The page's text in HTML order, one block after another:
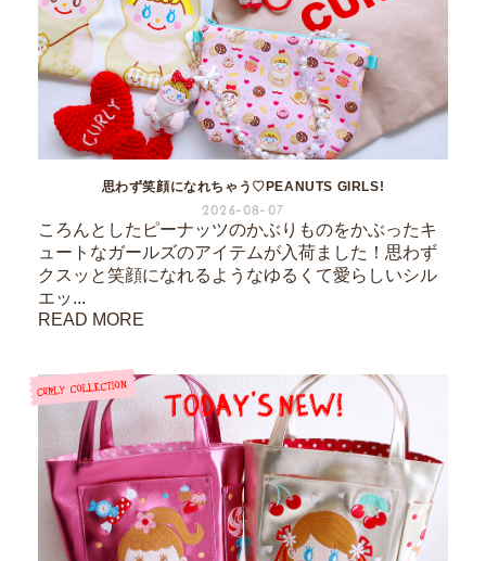
思わず笑顔になれちゃう♡PEANUTS GIRLS!
2026-08-07
ころんとしたピーナッツのかぶりものをかぶったキ
ュートなガールズのアイテムが入荷ました！思わず
クスッと笑顔になれるようなゆるくて愛らしいシル
エッ...
READ MORE